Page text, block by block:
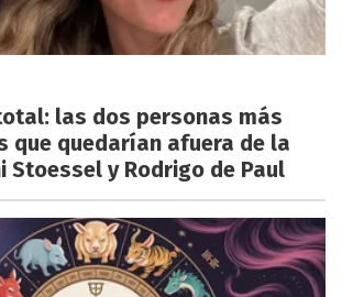
las dos personas más
que quedarían afuera de la
Stoessel y Rodrigo de Paul